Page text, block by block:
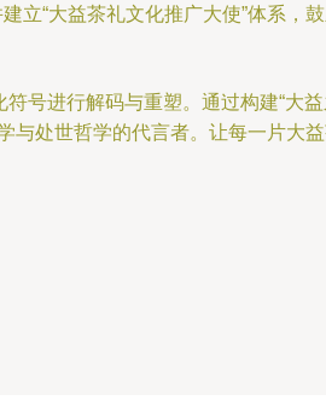
立“大益茶礼文化推广大使”体系，
号进行解码与重塑。通过构建“大
处世哲学的代言者。让每一片大